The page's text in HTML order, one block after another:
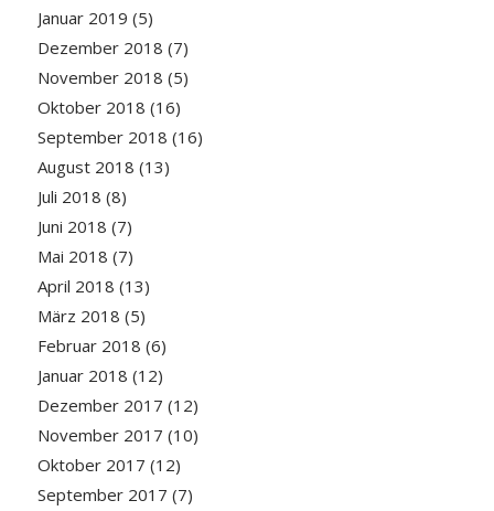
Januar 2019 (5)
Dezember 2018 (7)
November 2018 (5)
Oktober 2018 (16)
September 2018 (16)
August 2018 (13)
Juli 2018 (8)
Juni 2018 (7)
Mai 2018 (7)
April 2018 (13)
März 2018 (5)
Februar 2018 (6)
Januar 2018 (12)
Dezember 2017 (12)
November 2017 (10)
Oktober 2017 (12)
September 2017 (7)